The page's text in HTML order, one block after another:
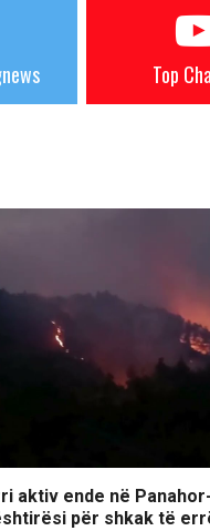
Top
aktiv ende në
për shkak të